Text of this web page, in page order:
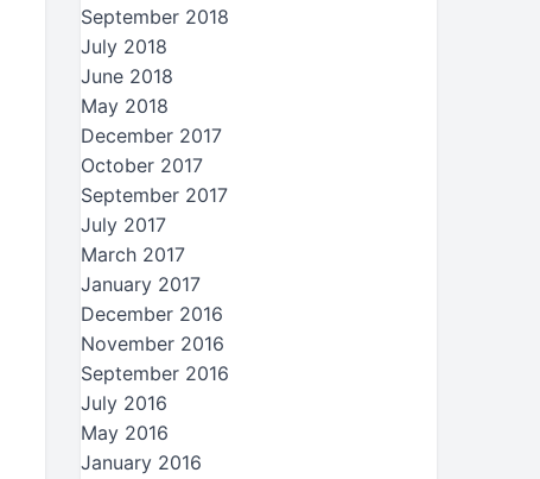
September 2018
July 2018
June 2018
May 2018
December 2017
October 2017
September 2017
July 2017
March 2017
January 2017
December 2016
November 2016
September 2016
July 2016
May 2016
January 2016